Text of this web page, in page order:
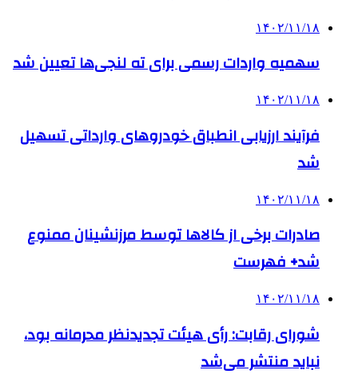
۱۴۰۲/۱۱/۱۸
سهمیه واردات رسمی برای ته لنجی‌ها تعیین شد
۱۴۰۲/۱۱/۱۸
فرآیند ارزیابی انطباق خودروهای وارداتی تسهیل
شد
۱۴۰۲/۱۱/۱۸
صادرات برخی از کالاها توسط مرزنشینان ممنوع
شد+ فهرست
۱۴۰۲/۱۱/۱۸
شورای رقابت: رأی هیئت تجدیدنظر محرمانه بود،
نباید منتشر می‌شد